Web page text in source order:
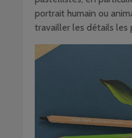
portrait humain ou
travailler les détails les